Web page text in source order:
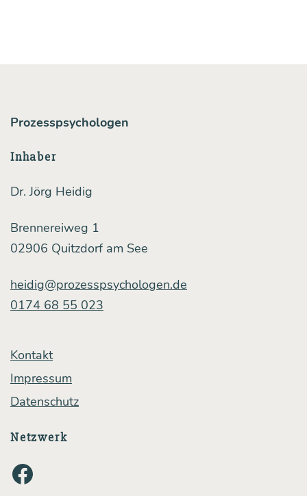
Prozesspsychologen
Inhaber
Dr. Jörg Heidig
Brennereiweg 1
02906 Quitzdorf am See
heidig@prozesspsychologen.de
0174 68 55 023
Kontakt
Impressum
Datenschutz
Netzwerk
Facebook